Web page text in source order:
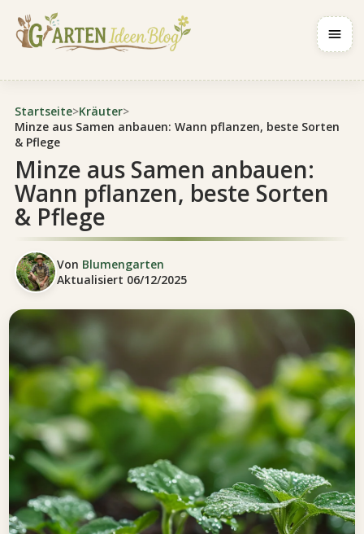
Startseite>Kräuter>
Minze aus Samen anbauen: Wann pflanzen, beste Sorten
& Pflege
Minze aus Samen anbauen:
Wann pflanzen, beste Sorten
& Pflege
Von Blumengarten
Aktualisiert 06/12/2025